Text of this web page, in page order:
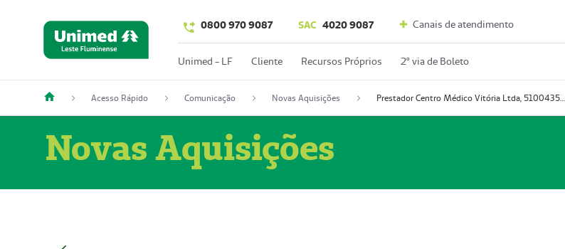
0800 970 9087 SAC 4020 9087 Canais de atendimento
Unimed - LF Cliente Recursos Próprios 2º via de Boleto
Acesso Rápido Comunicação Novas Aquisições Prestador Centro Médico Vitória Ltda, 51004350-4: Centro Médico Vitória Ltda (Nome Fantasia: Policlínica Master)
Novas Aquisições